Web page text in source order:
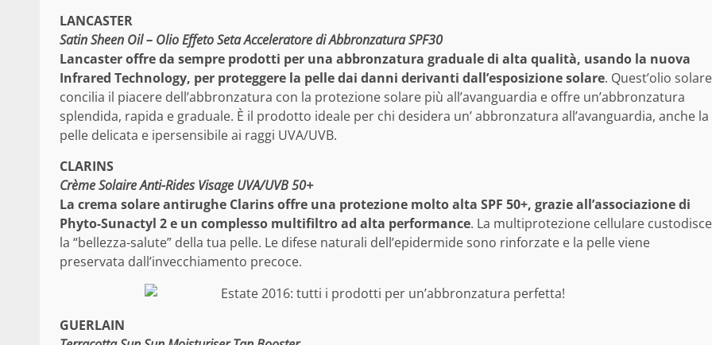
LANCASTER
Satin Sheen Oil – Olio Effeto Seta Acceleratore di Abbronzatura SPF30
Lancaster offre da sempre prodotti per una abbronzatura graduale di alta qualità, usando la nuova
Infrared Technology, per proteggere la pelle dai danni derivanti dall’esposizione solare. Quest’olio solare
concilia il piacere dell’abbronzatura con la protezione solare più all’avanguardia e offre un’abbronzatura
splendida, rapida e graduale. È il prodotto ideale per chi desidera un’ abbronzatura all’avanguardia, anche la
pelle delicata e ipersensibile ai raggi UVA/UVB.
CLARINS
Crème Solaire Anti-Rides Visage UVA/UVB 50+
La crema solare antirughe Clarins offre una protezione molto alta SPF 50+, grazie all’associazione di
Phyto-Sunactyl 2 e un complesso multifiltro ad alta performance. La multiprotezione cellulare custodisce
la “bellezza-salute” della tua pelle. Le difese naturali dell’epidermide sono rinforzate e la pelle viene
preservata dall’invecchiamento precoce.
GUERLAIN